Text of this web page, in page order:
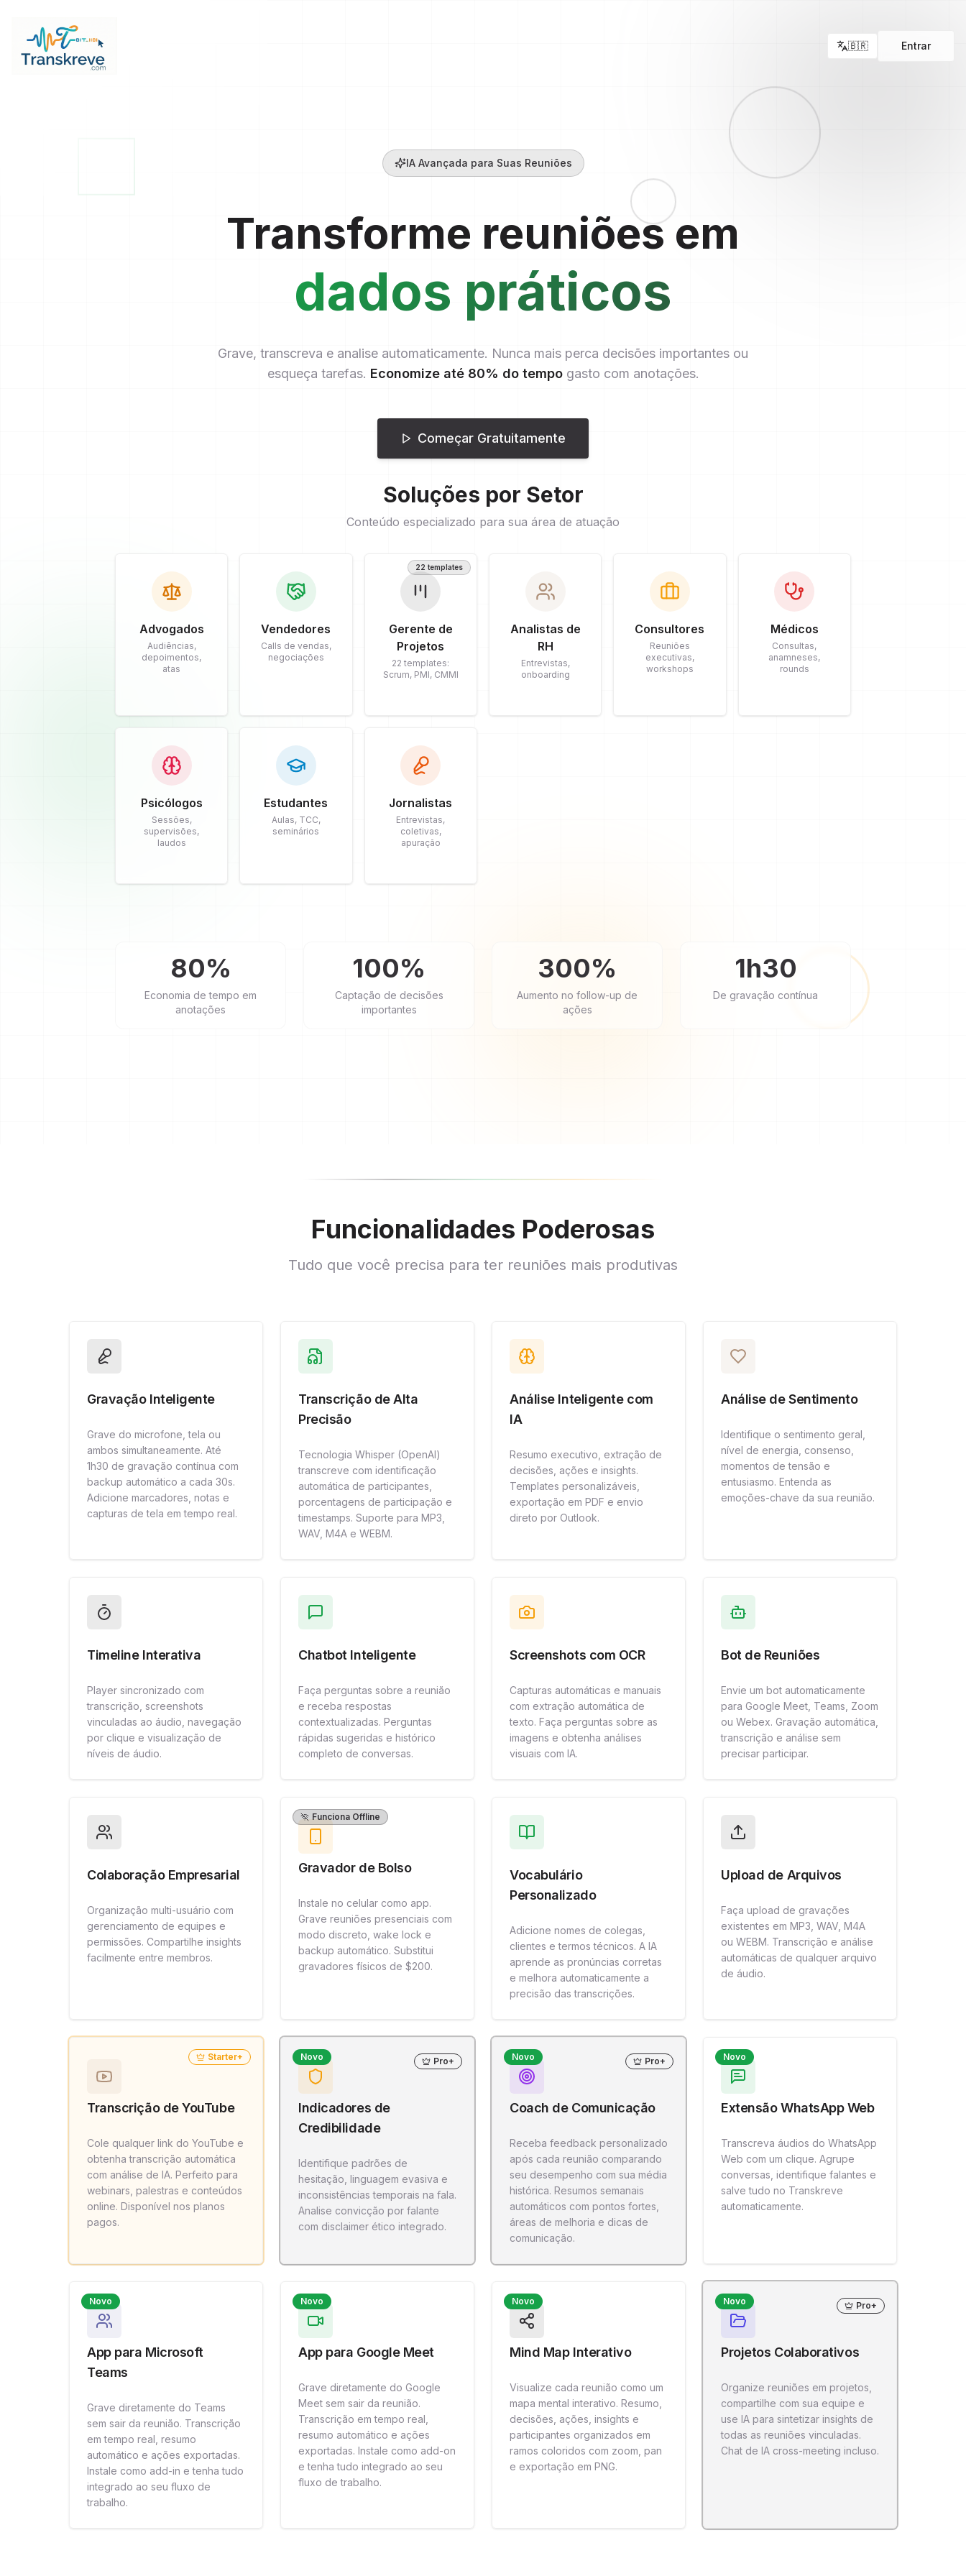
🇧🇷 Entrar
IA Avançada para Suas Reuniões
Transforme reuniões em
dados práticos
Grave, transcreva e analise automaticamente. Nunca mais perca decisões importantes ou
esqueça tarefas. Economize até 80% do tempo gasto com anotações.
Começar Gratuitamente
Soluções por Setor
Conteúdo especializado para sua área de atuação
Advogados
Audiências,
depoimentos,
atas
Vendedores
Calls de vendas,
negociações
22 templates
Gerente de
Projetos
22 templates:
Scrum, PMI, CMMI
Analistas de
RH
Entrevistas,
onboarding
Consultores
Reuniões
executivas,
workshops
Médicos
Consultas,
anamneses,
rounds
Psicólogos
Sessões,
supervisões,
laudos
Estudantes
Aulas, TCC,
seminários
Jornalistas
Entrevistas,
coletivas,
apuração
80%
Economia de tempo em
anotações
100%
Captação de decisões
importantes
300%
Aumento no follow-up de
ações
1h30
De gravação contínua
Funcionalidades Poderosas
Tudo que você precisa para ter reuniões mais produtivas
Gravação Inteligente
Grave do microfone, tela ou
ambos simultaneamente. Até
1h30 de gravação contínua com
backup automático a cada 30s.
Adicione marcadores, notas e
capturas de tela em tempo real.
Transcrição de Alta
Precisão
Tecnologia Whisper (OpenAI)
transcreve com identificação
automática de participantes,
porcentagens de participação e
timestamps. Suporte para MP3,
WAV, M4A e WEBM.
Análise Inteligente com
IA
Resumo executivo, extração de
decisões, ações e insights.
Templates personalizáveis,
exportação em PDF e envio
direto por Outlook.
Análise de Sentimento
Identifique o sentimento geral,
nível de energia, consenso,
momentos de tensão e
entusiasmo. Entenda as
emoções-chave da sua reunião.
Timeline Interativa
Player sincronizado com
transcrição, screenshots
vinculadas ao áudio, navegação
por clique e visualização de
níveis de áudio.
Chatbot Inteligente
Faça perguntas sobre a reunião
e receba respostas
contextualizadas. Perguntas
rápidas sugeridas e histórico
completo de conversas.
Screenshots com OCR
Capturas automáticas e manuais
com extração automática de
texto. Faça perguntas sobre as
imagens e obtenha análises
visuais com IA.
Bot de Reuniões
Envie um bot automaticamente
para Google Meet, Teams, Zoom
ou Webex. Gravação automática,
transcrição e análise sem
precisar participar.
Colaboração Empresarial
Organização multi-usuário com
gerenciamento de equipes e
permissões. Compartilhe insights
facilmente entre membros.
Funciona Offline
Gravador de Bolso
Instale no celular como app.
Grave reuniões presenciais com
modo discreto, wake lock e
backup automático. Substitui
gravadores físicos de $200.
Vocabulário
Personalizado
Adicione nomes de colegas,
clientes e termos técnicos. A IA
aprende as pronúncias corretas
e melhora automaticamente a
precisão das transcrições.
Upload de Arquivos
Faça upload de gravações
existentes em MP3, WAV, M4A
ou WEBM. Transcrição e análise
automáticas de qualquer arquivo
de áudio.
Starter+
Transcrição de YouTube
Cole qualquer link do YouTube e
obtenha transcrição automática
com análise de IA. Perfeito para
webinars, palestras e conteúdos
online. Disponível nos planos
pagos.
Novo Pro+
Indicadores de
Credibilidade
Identifique padrões de
hesitação, linguagem evasiva e
inconsistências temporais na fala.
Analise convicção por falante
com disclaimer ético integrado.
Novo Pro+
Coach de Comunicação
Receba feedback personalizado
após cada reunião comparando
seu desempenho com sua média
histórica. Resumos semanais
automáticos com pontos fortes,
áreas de melhoria e dicas de
comunicação.
Novo
Extensão WhatsApp Web
Transcreva áudios do WhatsApp
Web com um clique. Agrupe
conversas, identifique falantes e
salve tudo no Transkreve
automaticamente.
Novo
App para Microsoft
Teams
Grave diretamente do Teams
sem sair da reunião. Transcrição
em tempo real, resumo
automático e ações exportadas.
Instale como add-in e tenha tudo
integrado ao seu fluxo de
trabalho.
Novo
App para Google Meet
Grave diretamente do Google
Meet sem sair da reunião.
Transcrição em tempo real,
resumo automático e ações
exportadas. Instale como add-on
e tenha tudo integrado ao seu
fluxo de trabalho.
Novo
Mind Map Interativo
Visualize cada reunião como um
mapa mental interativo. Resumo,
decisões, ações, insights e
participantes organizados em
ramos coloridos com zoom, pan
e exportação em PNG.
Novo Pro+
Projetos Colaborativos
Organize reuniões em projetos,
compartilhe com sua equipe e
use IA para sintetizar insights de
todas as reuniões vinculadas.
Chat de IA cross-meeting incluso.